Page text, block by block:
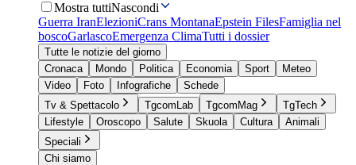
Mostra tuttiNascondi
Guerra IranElezioniCrans MontanaEpstein FilesFamiglia nel
boscoGarlascoEmergenza ClimaTutti i dossier
Tutte le notizie del giorno
Cronaca
Mondo Politica Economia Sport
Meteo
Video
Foto Infografiche
Schede
Tv & Spettacolo
TgcomLab TgcomMag
TgTech
Lifestyle
Oroscopo Salute Skuola Cultura
Animali
Speciali
Chi siamo